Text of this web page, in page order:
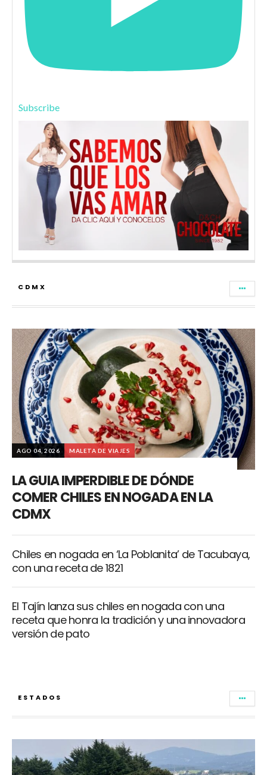
Subscribe
CDMX
AGO 04, 2026 MALETA DE VIAJES
LA GUIA IMPERDIBLE DE DÓNDE
COMER CHILES EN NOGADA EN LA
CDMX
Chiles en nogada en ‘La Poblanita’ de Tacubaya,
con una receta de 1821
El Tajín lanza sus chiles en nogada con una
receta que honra la tradición y una innovadora
versión de pato
ESTADOS